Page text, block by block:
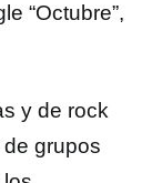
“Octubre”,
y de rock
grupos